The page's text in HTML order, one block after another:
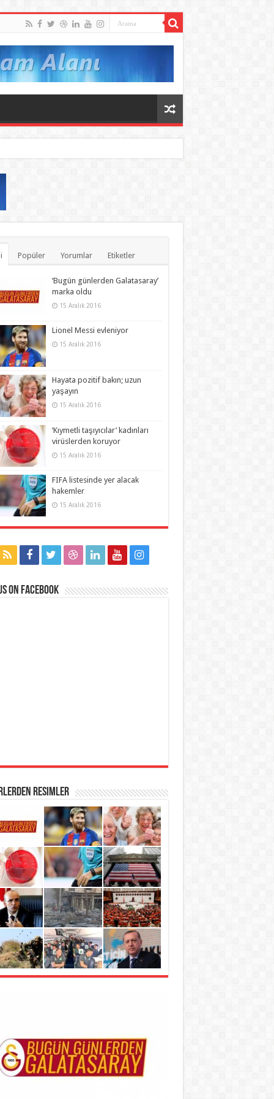
Popüler Yorumlar Etiketler
‘Bugün günlerden Galatasaray’
marka oldu
15 Aralık 2016
Lionel Messi evleniyor
15 Aralık 2016
Hayata pozitif bakın; uzun
yaşayın
15 Aralık 2016
‘Kıymetli taşıyıcılar’ kadınları
virüslerden koruyor
15 Aralık 2016
FIFA listesinde yer alacak
hakemler
15 Aralık 2016
on Facebook
Resimler